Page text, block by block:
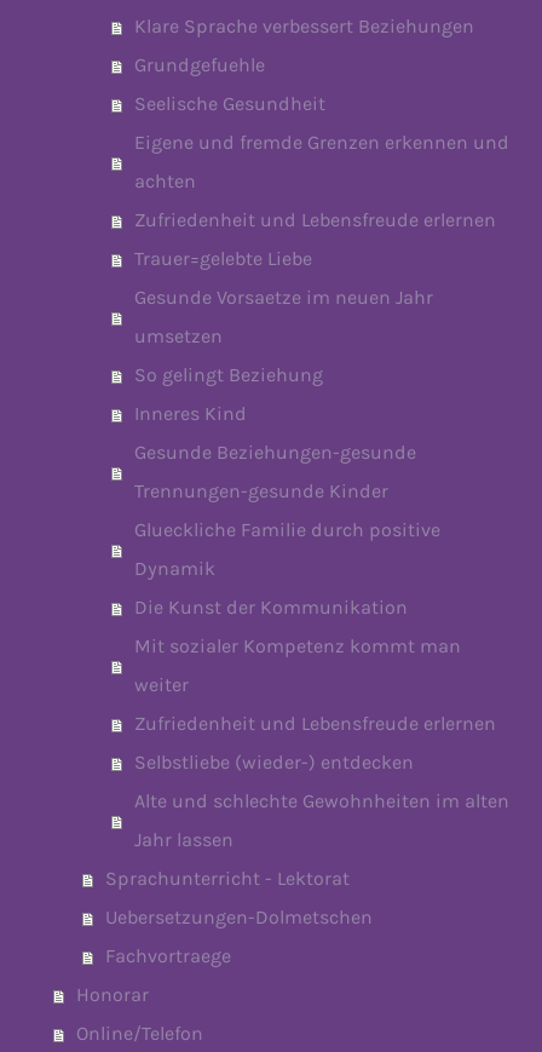
Klare Sprache verbessert Beziehungen
Grundgefuehle
Seelische Gesundheit
Eigene und fremde Grenzen erkennen und
achten
Zufriedenheit und Lebensfreude erlernen
Trauer=gelebte Liebe
Gesunde Vorsaetze im neuen Jahr
umsetzen
So gelingt Beziehung
Inneres Kind
Gesunde Beziehungen-gesunde
Trennungen-gesunde Kinder
Glueckliche Familie durch positive
Dynamik
Die Kunst der Kommunikation
Mit sozialer Kompetenz kommt man
weiter
Zufriedenheit und Lebensfreude erlernen
Selbstliebe (wieder-) entdecken
Alte und schlechte Gewohnheiten im alten
Jahr lassen
Sprachunterricht - Lektorat
Uebersetzungen-Dolmetschen
Fachvortraege
Honorar
Online/Telefon